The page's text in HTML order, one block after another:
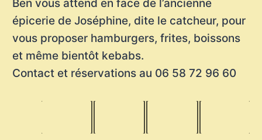
Ben vous attend en face de l’ancienne
épicerie de Joséphine, dite le catcheur, pour
vous proposer hamburgers, frites, boissons
et même bientôt kebabs.
Contact et réservations au 06 58 72 96 60